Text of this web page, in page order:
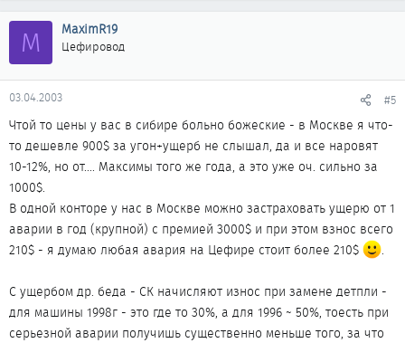
M MaximR19
Цефировод
03.04.2003 #5
Чтой то цены у вас в сибире больно божеские - в Москве я что-
то дешевле 900$ за угон+ущерб не слышал, да и все наровят
10-12%, но от.... Максимы того же года, а это уже оч. сильно за
1000$.
В одной конторе у нас в Москве можно застраховать ущерю от 1
аварии в год (крупной) с премией 3000$ и при этом взнос всего
210$ - я думаю любая авария на Цефире стоит более 210$
.
С ущербом др. беда - СК начисляют износ при замене детпли -
для машины 1998г - это где то 30%, а для 1996 ~ 50%, тоесть при
серьезной аварии получишь существенно меньше того, за что